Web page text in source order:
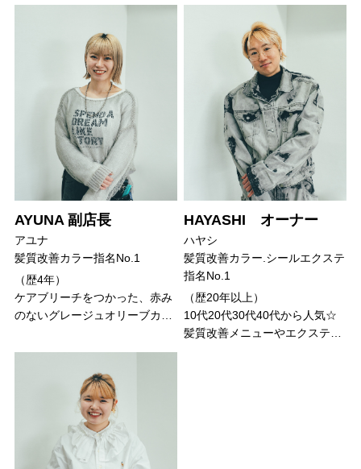
「お客様に必要とされるスタイリスト」を目
指しませんか？
募集要項と応募の流れ
プロダクト
スタッフ
スタイル
お問い合わせ
ブログ
ニュース
AYUNA 副店長
アユナ
髪質改善カラー指名No.1
（歴4年）
ケアブリーチをつかった、赤み
のないグレージュオリーブカ…
HAYASHI オーナー
ハヤシ
髪質改善カラー.シールエクステ
指名No.1
（歴20年以上）
10代20代30代40代から人気☆
髪質改善メニューやエクステ…